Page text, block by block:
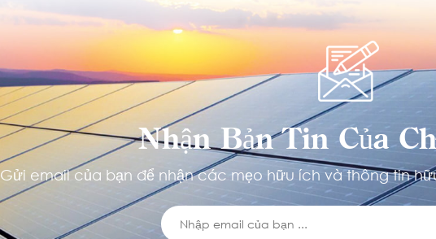
Nhận Bản Tin Của
Gửi email của bạn để nhận các mẹo hữu ích và thông tin